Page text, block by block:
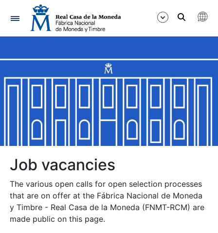
Navigation
Show/Hide
Show/Hide
Show/Hide
Show/Hide
Job vacancies
The various open calls for open selection processes
that are on offer at the Fábrica Nacional de Moneda
y Timbre - Real Casa de la Moneda (FNMT-RCM) are
made public on this page.